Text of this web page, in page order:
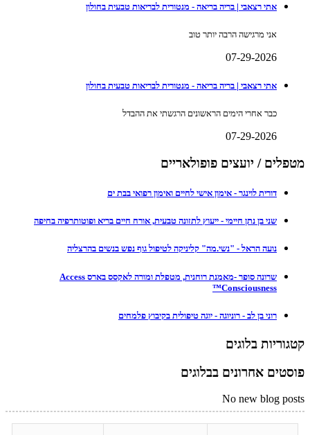
אתי רצאבי | בריה בריאה - מנטורית לבריאות טבעית בחולון
אני מרגישה הרבה יותר טוב
07-29-2026
אתי רצאבי | בריה בריאה - מנטורית לבריאות טבעית בחולון
כבר אחרי הימים הראשונים הרגשתי את ההבדל
07-29-2026
מטפלים / יועצים פופולאריים
דורית לוינגר - אימון אישי לחיים ואימון רפואי בבת ים
שני בן נתן חיימי - ייעוץ לתזונה טבעית, אורח חיים בריא ופוטותרפיה בחיפה
נועה הראל - "נשי.מה" קליניקה לטיפול גוף נפש בנשים בהרצליה
שרונה סופר -מאמנת רוחנית, מטפלת ומורה לאקסס בארס Access
Consciousness™
רוני בן לב - רוניוגה - יוגה טיפולית בקיבוץ פלמחים
קטגוריות בלוגים
פוסטים אחרונים בבלוגים
No new blog posts